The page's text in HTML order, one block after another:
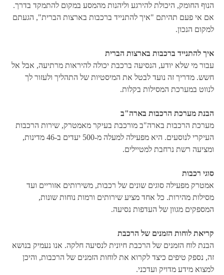
הנוף החומק, היכולת להירגע וליהנות מהמסע במקום להתמקד בדרך.
אם אי פעם תהיתם "איך להתנייד ברכבות בארצות הברית", הגעתם
למקום הנכון.
איך להתנייד ברכבות בארצות הברית
עבור מי שלא יודע, הנסיעה ברכבת יכולה להיראות מרתיעה, אבל אל
חשש. מדריך זה נועד לבטל את המיסטיות של התהליך ולעזור לך
לנווט במערכת המסילות בקלות.
הבנת מערכת הרכבות בארה"ב
מערכת הרכבות בארה"ב מורכבת בעיקר מאמטרק, שירות הרכבות
העיקרי לנוסעים. היא מפעילה למעלה מ-500 יעדים ב-46 מדינות,
ומציעה רשת נרחבת למטיילים.
סוגי רכבות
אמטרק מפעילה סוגים שונים של רכבות, משירותים אזוריים ועד
מסילות מהירות. כל אחד מציע שירותים ורמות נוחות שונות,
המספקים מגוון של העדפות נסיעה.
קריאת לוחות הזמנים של הרכבת
הבנת לוח הזמנים של הרכבת חיונית לנסיעה חלקה. אנו נעמיק בנושא
זה, נספק טיפים כיצד לקרוא את לוחות הזמנים של הרכבות, והיכן
למצוא מידע מדויק ועדכני.